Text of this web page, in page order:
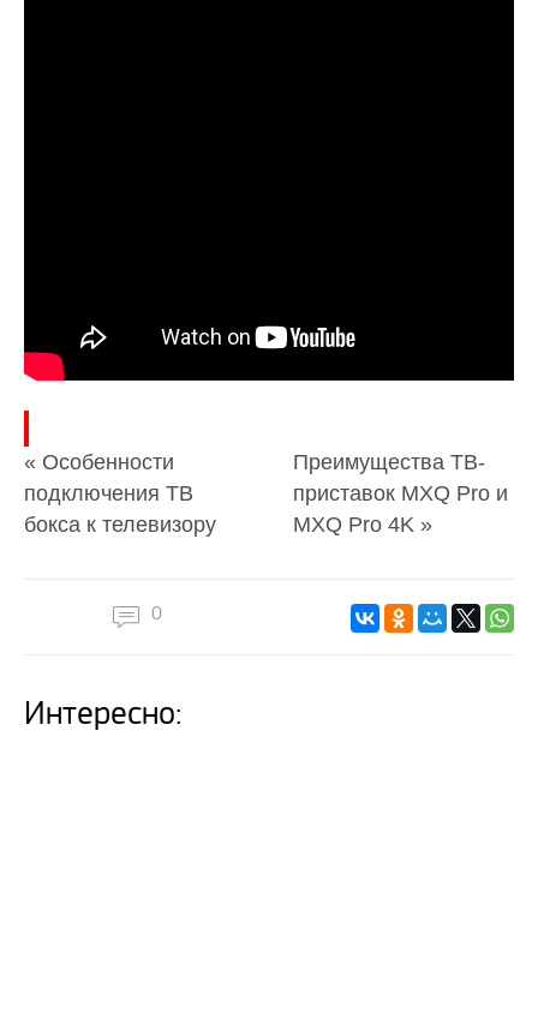
« Особенности
подключения ТВ
бокса к телевизору
Преимущества ТВ-
приставок MXQ Pro и
MXQ Pro 4K »
0
Интересно: